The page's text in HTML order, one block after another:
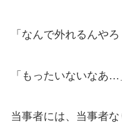
「なんで外れるんやろ
「もったいないなあ…
当事者には、当事者